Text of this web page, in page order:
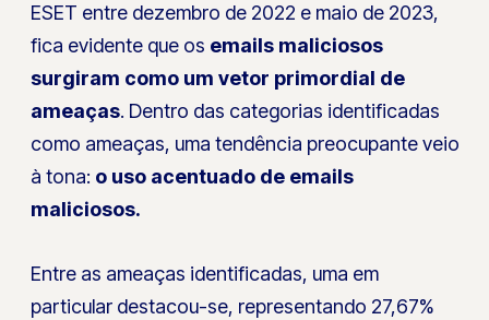
ESET entre dezembro de 2022 e maio de 2023,
fica evidente que os emails maliciosos
surgiram como um vetor primordial de
ameaças. Dentro das categorias identificadas
como ameaças, uma tendência preocupante veio
à tona: o uso acentuado de emails
maliciosos.
Entre as ameaças identificadas, uma em
particular destacou-se, representando 27,67%